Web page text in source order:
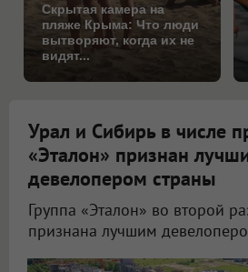
Скрытая камера на
пляже Крыма: Что люди
вытворяют, когда их не
видят...
Урал и Сибирь в числе
«Эталон» признан
девелопером страны
Группа «Эталон» во второй
признана лучшим